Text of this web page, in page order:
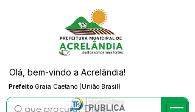
Prefeito Graia Caetano (União Brasil)
Olá, bem-vindo a Acrelândia!